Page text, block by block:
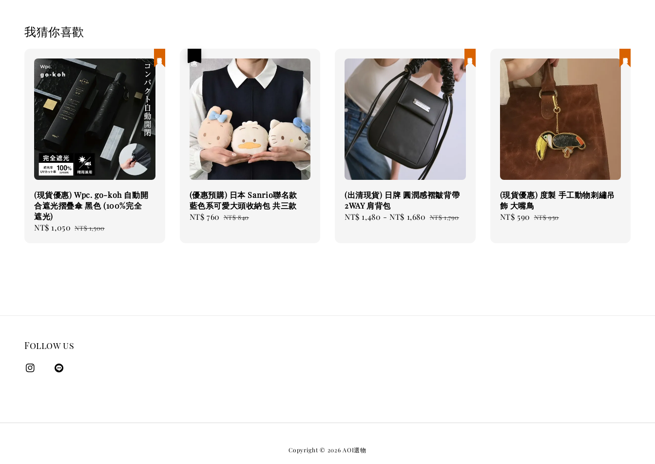
我猜你喜歡
(現貨優惠) Wpc. go-koh 自動開
合遮光摺疊傘 黑色 (100%完全
遮光)
Sale
NT$ 1,050 Regular
NT$ 1,500
(優惠預購) 日本 Sanrio聯名款
藍色系可愛大頭收納包 共三款
Sale
NT$ 760 Regular
NT$ 840
(出清現貨) 日牌 圓潤感褶皺背帶
2WAY 肩背包
Sale
NT$ 1,480 -NT$ 1,680 Regular
NT$ 1,790
(現貨優惠) 度製 手工動物刺繡吊
飾 大嘴鳥
Sale
NT$ 590 Regular
NT$ 950
Follow us
Copyright © 2026 AOI選物